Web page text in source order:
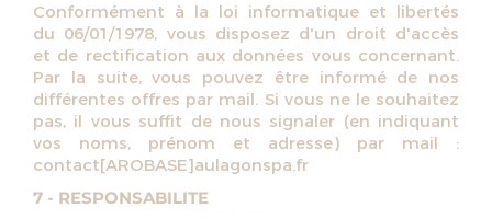
Conformément à la loi informatique et libertés
du 06/01/1978, vous disposez d'un droit d'accès
et de rectification aux données vous concernant.
Par la suite, vous pouvez être informé de nos
différentes offres par mail. Si vous ne le souhaitez
pas, il vous suffit de nous signaler (en indiquant
vos noms, prénom et adresse) par mail :
contact[AROBASE]aulagonspa.fr
7 - RESPONSABILITE